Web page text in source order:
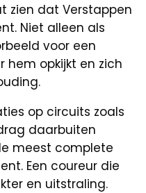
zien dat Verstappen
Niet alleen als
voor een
hem opkijkt en zich
op circuits zoals
daarbuiten
meest complete
Een coureur die
en uitstraling.